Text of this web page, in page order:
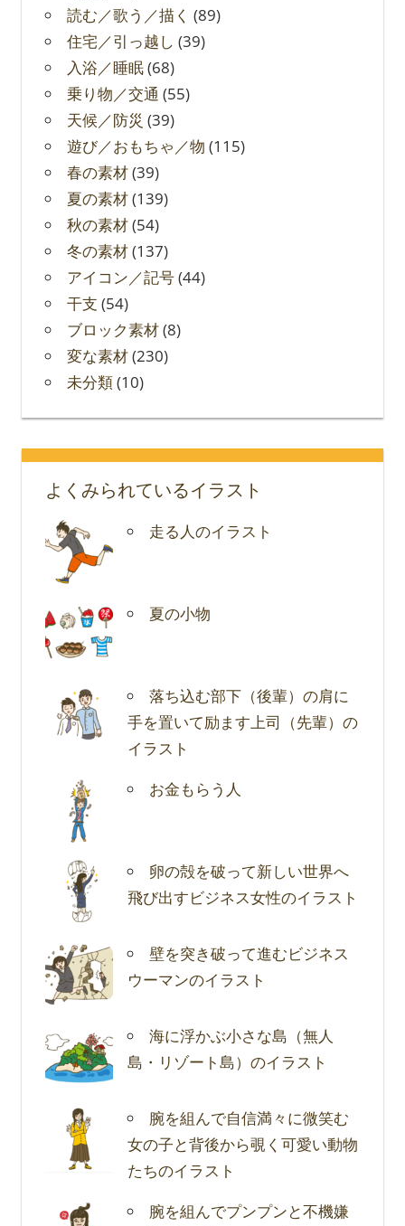
読む／歌う／描く (89)
住宅／引っ越し (39)
入浴／睡眠(68)
乗り物／交通 (55)
天候／防災 (39)
遊び／おもちゃ／物 (115)
春の素材(39)
夏の素材(139)
秋の素材(54)
冬の素材(137)
アイコン／記号(44)
干支 (54)
ブロック素材(8)
変な素材(230)
未分類(10)
よくみられているイラスト
走る人のイラスト
夏の小物
落ち込む部下（後輩）の肩に
手を置いて励ます上司（先輩）の
イラスト
お金もらう人
卵の殻を破って新しい世界へ
飛び出すビジネス女性のイラスト
壁を突き破って進むビジネス
ウーマンのイラスト
海に浮かぶ小さな島（無人
島・リゾート島）のイラスト
腕を組んで自信満々に微笑む
女の子と背後から覗く可愛い動物
たちのイラスト
腕を組んでプンプンと不機嫌